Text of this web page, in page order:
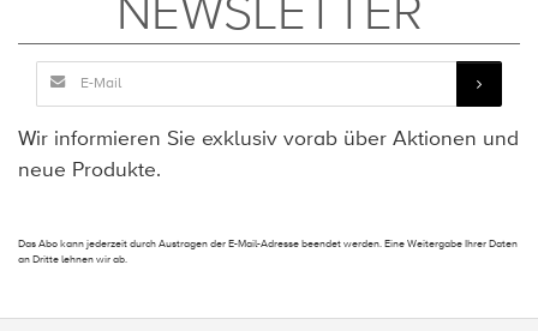
NEWSLETTER
Wir informieren Sie exklusiv vorab über Aktionen und
neue Produkte.
Das Abo kann jederzeit durch Austragen der E-Mail-Adresse beendet werden. Eine Weitergabe Ihrer Daten
an Dritte lehnen wir ab.